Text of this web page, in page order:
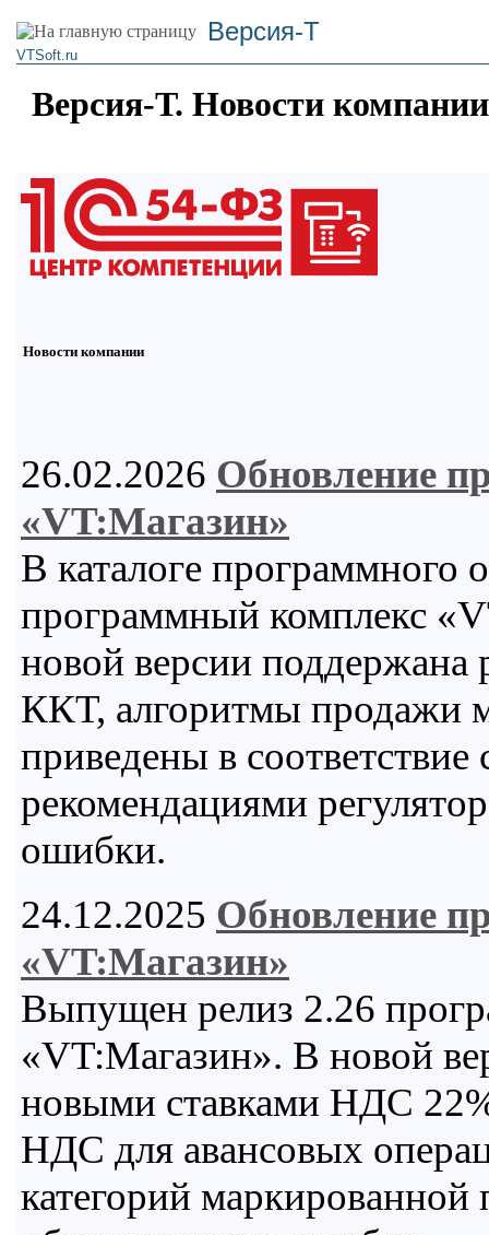
Версия-Т
VTSoft.ru
Версия-Т. Новости компании
Новости компании
26.02.2026 Обновление
«VT:Магазин»
В каталоге программного
программный комплекс
новой версии
ККТ, алгоритмы продажи
приведены в
рекомендациями
ошибки.
24.12.2025 Обновление
«VT:Магазин»
Выпущен релиз 2.26
«VT:Магазин». В новой
новыми ставками НДС
НДС для авансовых
категорий